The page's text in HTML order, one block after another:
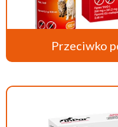
Przeciwko